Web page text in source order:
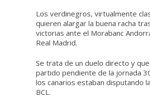
Los verdinegros, virtualmente
quieren alargar la buena racha
victorias ante el Morabanc
Real Madrid.
Se trata de un duelo directo y
partido pendiente de la jornada
los canarios estaban disputando
BCL.